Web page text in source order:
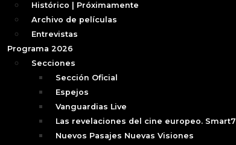
Histórico | Próximamente
Archivo de películas
Entrevistas
Programa 2026
Secciones
Sección Oficial
Espejos
Vanguardias Live
Las revelaciones del cine europeo. Smart7
Nuevos Pasajes Nuevas Visiones